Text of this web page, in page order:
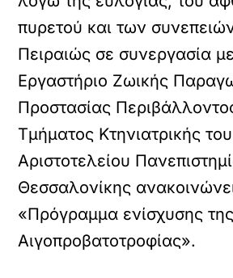
πυρετού και των
Πειραιώς σε συνεργασία
Εργαστήριο Ζωικής
Προστασίας
Τμήματος Κτηνιατρικής του
Αριστοτελείου
Θεσσαλονίκης
«Πρόγραμμα ενίσχυσης της
Αιγοπροβατοτροφίας».